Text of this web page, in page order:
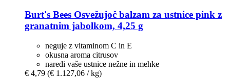
Burt's Bees Osvežujoč balzam za ustnice pink z
granatnim jabolkom, 4,25 g
neguje z vitaminom C in E
okusna aroma citrusov
naredi vaše ustnice nežne in mehke
€ 4,79 (€ 1.127,06 / kg)